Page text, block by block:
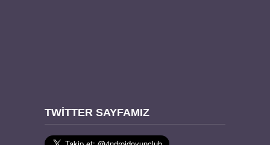
TWITTER SAYFAMIZ